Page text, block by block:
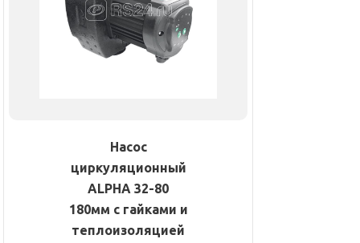
Насос
циркуляционный
ALPHA 32-80
180мм с гайками и
теплоизоляцией